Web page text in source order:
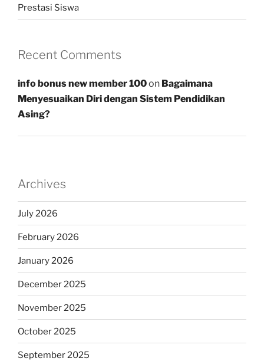
Prestasi Siswa
Recent Comments
info bonus new member 100on Bagaimana
Menyesuaikan Diri dengan Sistem Pendidikan
Asing?
Archives
July 2026
February 2026
January 2026
December 2025
November 2025
October 2025
September 2025